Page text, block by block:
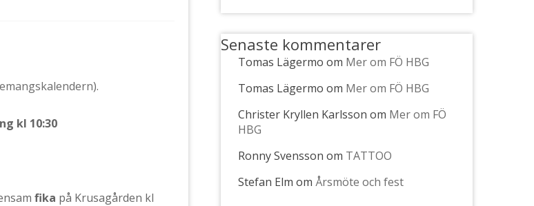
).
kl 10:30
fika på Krusagården kl
Senaste kommentarer
Tomas Lägermo om Mer om FÖ HBG
Tomas Lägermo om Mer om FÖ HBG
Christer Kryllen Karlsson om Mer om FÖ
HBG
Ronny Svensson om TATTOO
Stefan Elm om Årsmöte och fest